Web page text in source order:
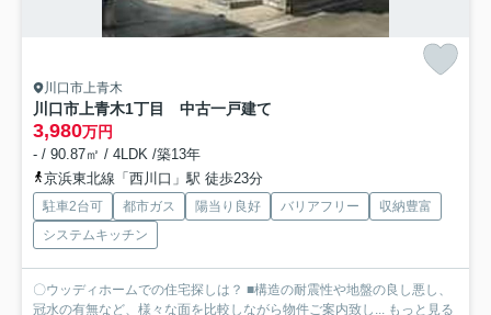
川口市上青木
川口市上青木1丁目 中古一戸建て
3,980万円
- / 90.87㎡ / 4LDK /築13年
京浜東北線「西川口」駅 徒歩23分
駐車2台可 都市ガス 陽当り良好 バリアフリー
収納豊富
システムキッチン
〇ウッディホームでの住宅探しは？ ■構造の耐震性や地盤の良し悪し、
冠水の有無など、様々な面を比較しながら物件ご案内致し... もっと見る